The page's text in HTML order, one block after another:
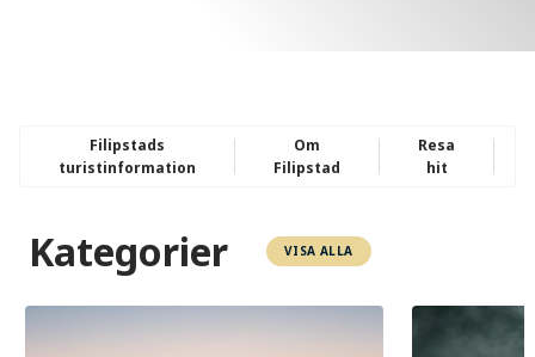
Filipstads
turistinformation
Om
Filipstad
Resa
hit
Kategorier VISA ALLA